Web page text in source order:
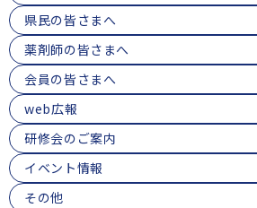
県民の皆さまへ
薬剤師の皆さまへ
会員の皆さまへ
web広報
研修会のご案内
イベント情報
その他